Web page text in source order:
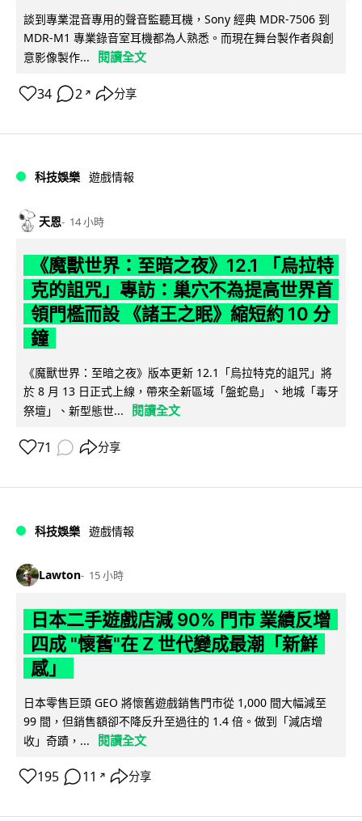
談到專業混音專用的聲音監聽耳機，Sony 經典 MDR-7506 到
MDR-M1 專業錄音室耳機都為人熟悉。而現在舞台製作者與創
意影像製作...
閱讀全文
34 2 ↗ 分享
科技娛樂 遊戲情報
天恩 14 小時
《魔獸世界：至暗之夜》12.1 「烏拉特
克的詛咒」專訪：巢穴不為提高世界首
領門檻而設 《諸王之眠》縮短約 10 分
鐘
《魔獸世界：至暗之夜》版本更新 12.1「烏拉特克的詛咒」將
於 8 月 13 日正式上線，帶來全新區域「盤蛇島」、地城「毒牙
祭壇」、新型態世...
閱讀全文
71 分享
科技娛樂 遊戲情報
Lawton 15 小時
日本二手遊戲店減 90% 門市 業績反增
四成 "懷舊"在 Z 世代變成最潮「新鮮
感」
日本零售巨頭 GEO 將懷舊遊戲銷售門市從 1,000 間大幅減至
99 間，但銷售額卻不降反升至過往的 1.4 倍。做到「減店增
收」奇蹟，...
閱讀全文
195 11 ↗ 分享